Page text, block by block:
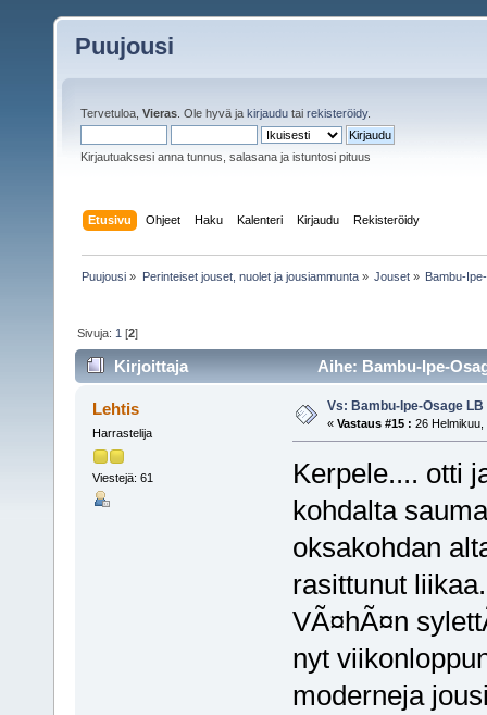
Puujousi
Tervetuloa, Vieras . Ole hyvä ja kirjaudu tai rekisteröidy.
Kirjautuaksesi anna tunnus, salasana ja istuntosi pituus
Etusivu Ohjeet Haku Kalenteri Kirjaudu Rekisteröidy
Puujousi » Perinteiset jouset, nuolet ja jousiammunta» Jouset» Bambu-
Sivuja: 1 [2]
Kirjoittaja Aihe: Bambu-Ipe-
Lehtis
Harrastelija
Viestejä: 61
Vs: Bambu-Ipe-Osage LB
« Vastaus #15 : 26 Helmikuu,
Kerpele.... otti
kohdalta
oksakohdan
rasittunut liikaa.
VÃ¤hÃ¤n
nyt
moderneja